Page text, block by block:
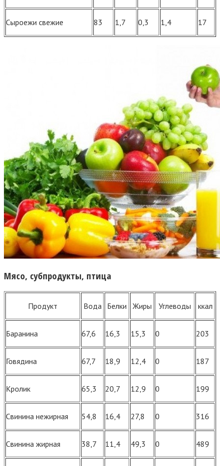
Сыроежи свежие 83 1,7 0,3 1,4 17
Мясо, субпродукты, птица
Продукт Вода Белки Жиры Углеводы ккал
Баранина 67,6 16,3 15,3 0 203
Говядина 67,7 18,9 12,4 0 187
Кролик 65,3 20,7 12,9 0 199
Свинина нежирная 54,8 16,4 27,8 0 316
Свинина жирная 38,7 11,4 49,3 0 489